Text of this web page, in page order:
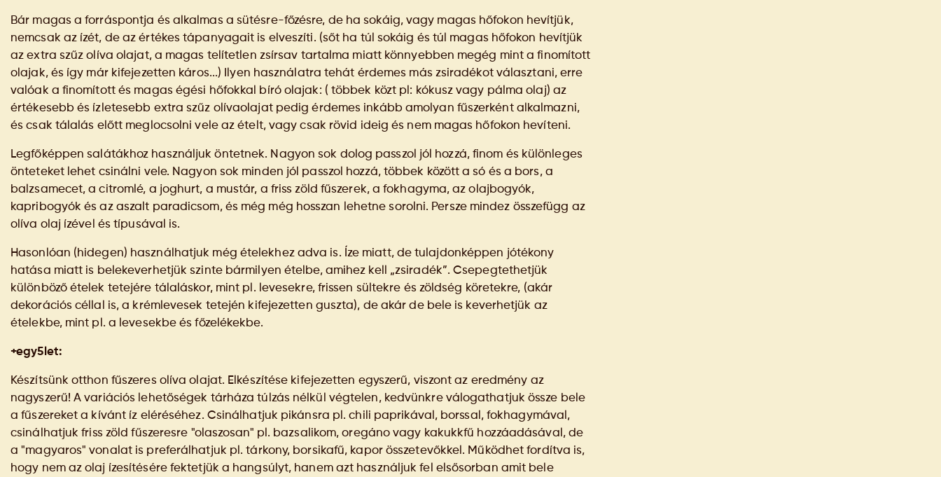
Bár magas a forráspontja és alkalmas a sütésre-főzésre, de ha sokáig, vagy magas hőfokon hevítjük,
nemcsak az ízét, de az értékes tápanyagait is elveszíti. (sőt ha túl sokáig és túl magas hőfokon hevítjük
az extra szűz olíva olajat, a magas telítetlen zsírsav tartalma miatt könnyebben megég mint a finomított
olajak, és így már kifejezetten káros...) Ilyen használatra tehát érdemes más zsiradékot választani, erre
valóak a finomított és magas égési hőfokkal bíró olajak: ( többek közt pl: kókusz vagy pálma olaj) az
értékesebb és ízletesebb extra szűz olívaolajat pedig érdemes inkább amolyan fűszerként alkalmazni,
és csak tálalás előtt meglocsolni vele az ételt, vagy csak rövid ideig és nem magas hőfokon hevíteni.
Legfőképpen salátákhoz használjuk öntetnek. Nagyon sok dolog passzol jól hozzá, finom és különleges
önteteket lehet csinálni vele. Nagyon sok minden jól passzol hozzá, többek között a só és a bors, a
balzsamecet, a citromlé, a joghurt, a mustár, a friss zöld fűszerek, a fokhagyma, az olajbogyók,
kapribogyók és az aszalt paradicsom, és még még hosszan lehetne sorolni. Persze mindez összefügg az
olíva olaj ízével és típusával is.
Hasonlóan (hidegen) használhatjuk még ételekhez adva is. Íze miatt, de tulajdonképpen jótékony
hatása miatt is belekeverhetjük szinte bármilyen ételbe, amihez kell „zsiradék”. Csepegtethetjük
különböző ételek tetejére tálaláskor, mint pl. levesekre, frissen sültekre és zöldség köretekre, (akár
dekorációs céllal is, a krémlevesek tetején kifejezetten guszta), de akár de bele is keverhetjük az
ételekbe, mint pl. a levesekbe és főzelékekbe.
+egy5let:
Készítsünk otthon fűszeres olíva olajat. Elkészítése kifejezetten egyszerű, viszont az eredmény az
nagyszerű! A variációs lehetőségek tárháza túlzás nélkül végtelen, kedvünkre válogathatjuk össze bele
a fűszereket a kívánt íz eléréséhez. Csinálhatjuk pikánsra pl. chili paprikával, borssal, fokhagymával,
csinálhatjuk friss zöld fűszeresre "olaszosan" pl. bazsalikom, oregáno vagy kakukkfű hozzáadásával, de
a "magyaros" vonalat is preferálhatjuk pl. tárkony, borsikafű, kapor összetevőkkel. Működhet fordítva is,
hogy nem az olaj ízesítésére fektetjük a hangsúlyt, hanem azt használjuk fel elsősorban amit bele